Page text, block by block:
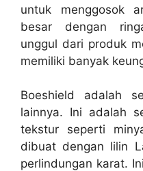
untuk menggosok
besar dengan
unggul dari produk
memiliki banyak
Boeshield adalah
lainnya. Ini adalah
tekstur seperti
dibuat dengan lilin
perlindungan karat.